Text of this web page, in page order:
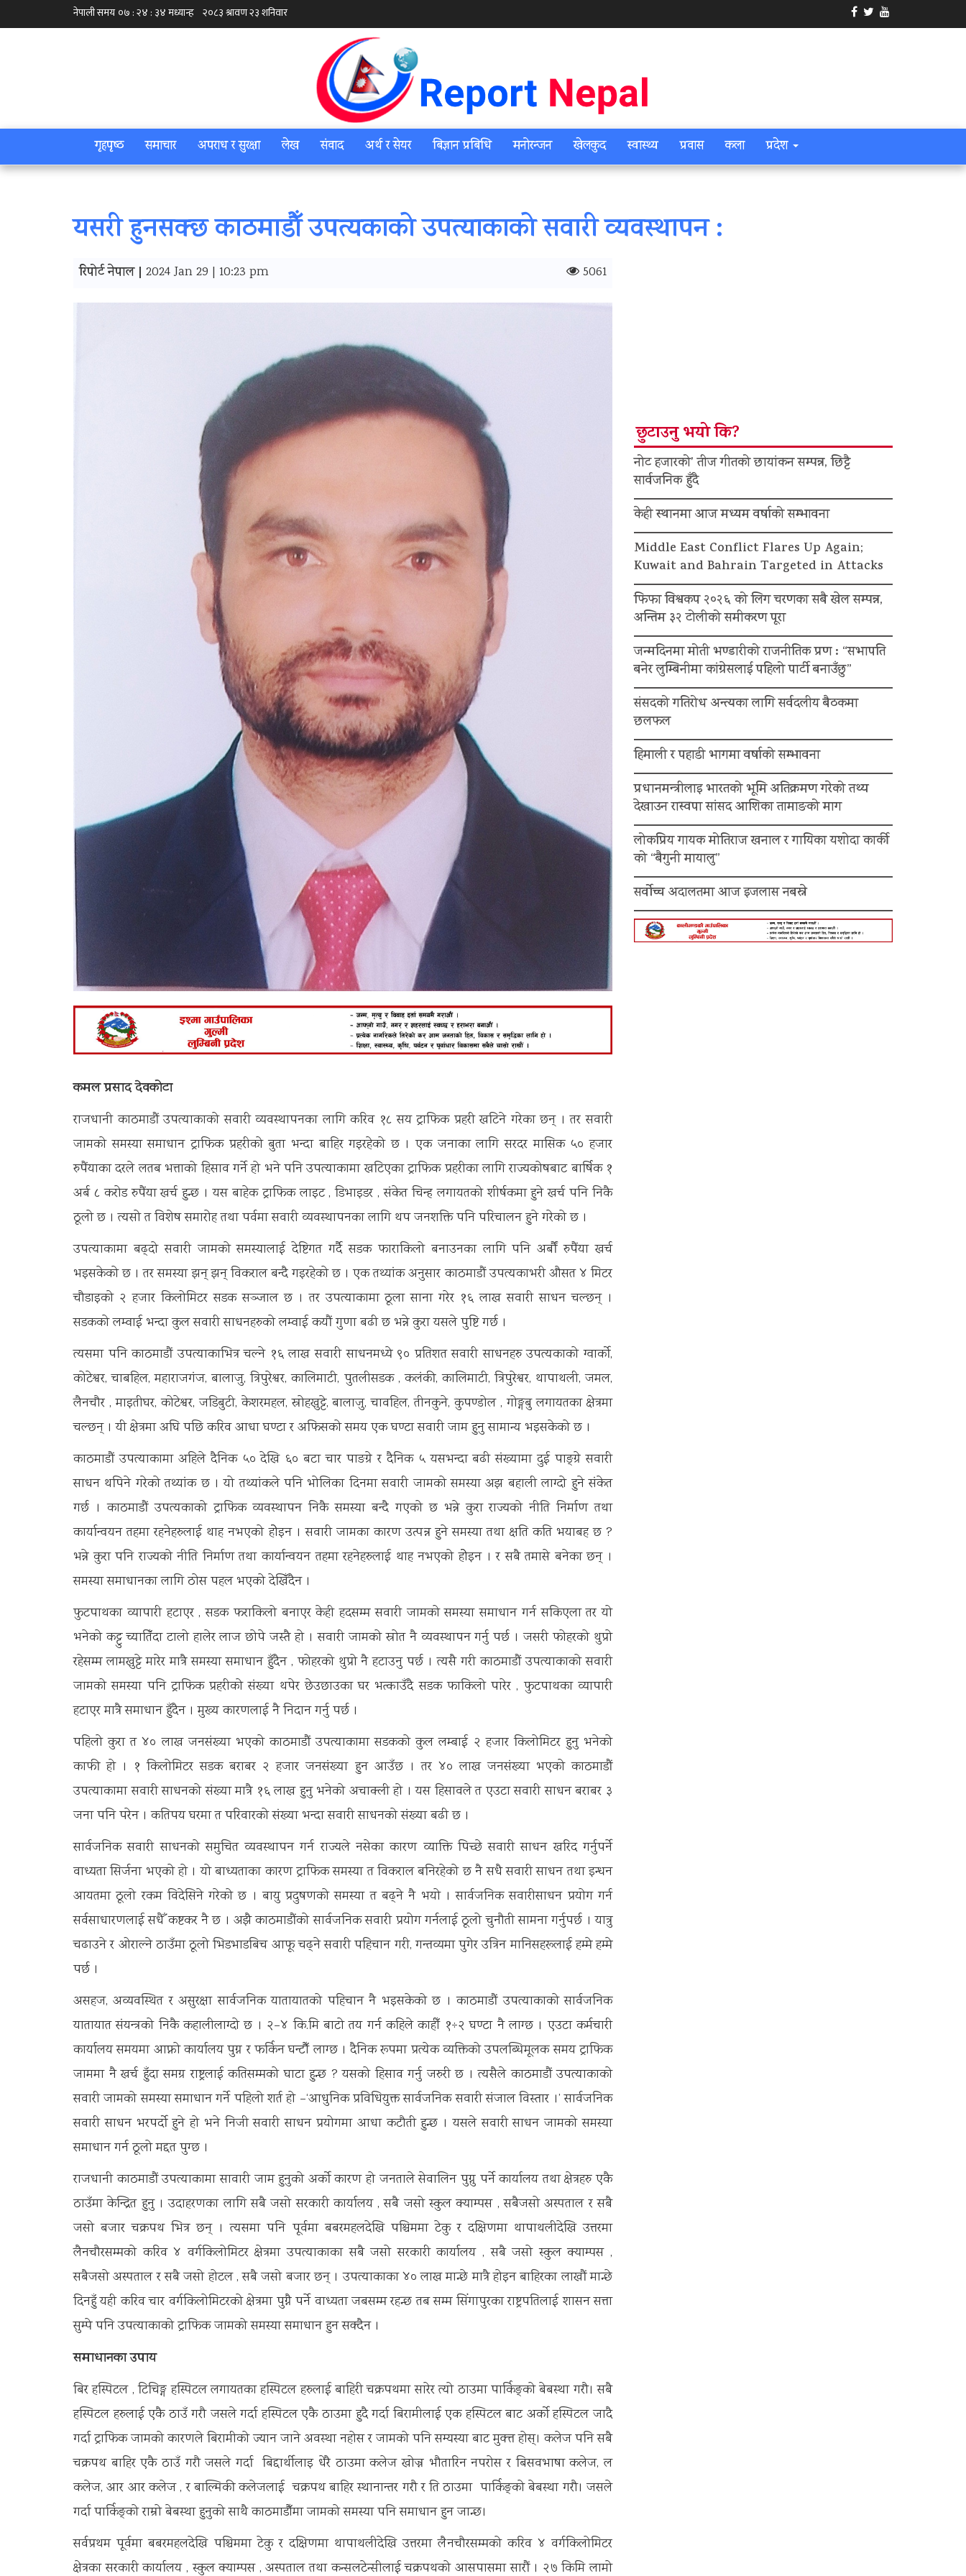
गृहपृष्‍ठ समाचार अपराध र सुरक्षा लेख संवाद अर्थ र सेयर बिज्ञान प्रबिधि मनोरन्जन खेलकुद स्वास्थ्य प्रवास कला प्रदेश
यसरी हुनसक्छ काठमाडौँ उपत्यकाको उपत्याकाको सवारी व्यवस्थापन :
रिपोर्ट नेपाल | 2024 Jan 29 | 10:23 pm 5061
कमल प्रसाद देवकोटा
राजधानी काठमाडौं उपत्याकाको सवारी व्यवस्थापनका लागि करिव १८ सय ट्राफिक प्रहरी खटिने गरेका छन् । तर सवारी
जामको समस्या समाधान ट्राफिक प्रहरीको बुता भन्दा बाहिर गइरहेको छ । एक जनाका लागि सरदर मासिक ५० हजार
रुपैंयाका दरले लतब भत्ताको हिसाव गर्ने हो भने पनि उपत्याकामा खटिएका ट्राफिक प्रहरीका लागि राज्यकोषबाट बार्षिक १
अर्ब ८ करोड रुपैंया खर्च हुन्छ । यस बाहेक ट्राफिक लाइट , डिभाइडर , संकेत चिन्ह लगायतको शीर्षकमा हुने खर्च पनि निकै
ठूलो छ । त्यसो त विशेष समारोह तथा पर्वमा सवारी व्यवस्थापनका लागि थप जनशक्ति पनि परिचालन हुने गरेको छ ।
उपत्याकामा बढ्दो सवारी जामको समस्यालाई देष्टिगत गर्दै सडक फाराकिलो बनाउनका लागि पनि अर्बौं रुपैंया खर्च
भइसकेको छ । तर समस्या झन् झन् विकराल बन्दै गइरहेको छ । एक तथ्यांक अनुसार काठमाडौं उपत्यकाभरी औसत ४ मिटर
चौडाइको २ हजार किलोमिटर सडक सञ्जाल छ । तर उपत्याकामा ठूला साना गरेर १६ लाख सवारी साधन चल्छन् ।
सडकको लम्वाई भन्दा कुल सवारी साधनहरुको लम्वाई कयौं गुणा बढी छ भन्ने कुरा यसले पुष्टि गर्छ ।
त्यसमा पनि काठमाडौं उपत्याकाभित्र चल्ने १६ लाख सवारी साधनमध्ये ९० प्रतिशत सवारी साधनहरु उपत्यकाको ग्वार्को,
कोटेश्वर, चाबहिल, महाराजगंज, बालाजु, त्रिपुरेश्वर, कालिमाटी, पुतलीसडक , कलंकी, कालिमाटी, त्रिपुरेश्वर, थापाथली, जमल,
लैनचौर , माइतीघर, कोटेश्वर, जडिबुटी, केशरमहल, स्रोहखुट्टे, बालाजु, चावहिल, तीनकुने, कुपण्डोल , गोङ्गबु लगायतका क्षेत्रमा
चल्छन् । यी क्षेत्रमा अघि पछि करिव आधा घण्टा र अफिसको समय एक घण्टा सवारी जाम हुनु सामान्य भइसकेको छ ।
काठमाडौं उपत्याकामा अहिले दैनिक ५० देखि ६० बटा चार पाङग्रे र दैनिक ५ यसभन्दा बढी संख्यामा दुई पाङ्ग्रे सवारी
साधन थपिने गरेको तथ्यांक छ । यो तथ्यांकले पनि भोलिका दिनमा सवारी जामको समस्या अझ बहाली लाग्दो हुने संकेत
गर्छ । काठमाडौं उपत्यकाको ट्राफिक व्यवस्थापन निकै समस्या बन्दै गएको छ भन्ने कुरा राज्यको नीति निर्माण तथा
कार्यान्वयन तहमा रहनेहरुलाई थाह नभएको होेइन । सवारी जामका कारण उत्पन्न हुने समस्या तथा क्षति कति भयाबह छ ?
भन्ने कुरा पनि राज्यको नीति निर्माण तथा कार्यान्वयन तहमा रहनेहरुलाई थाह नभएको होेइन । र सबै तमासे बनेका छन् ।
समस्या समाधानका लागि ठोस पहल भएको देखिँदैन ।
फुटपाथका व्यापारी हटाएर , सडक फराकिलो बनाएर केही हदसम्म सवारी जामको समस्या समाधान गर्न सकिएला तर यो
भनेको कट्टु च्यातिँदा टालो हालेर लाज छोपे जस्तै हो । सवारी जामको स्रोत नै व्यवस्थापन गर्नु पर्छ । जसरी फोहरको थुप्रो
रहेसम्म लामखुट्टे मारेर मात्रै समस्या समाधान हुँदैन , फोहरको थुप्रो नै हटाउनु पर्छ । त्यसै गरी काठमाडौं उपत्याकाको सवारी
जामको समस्या पनि ट्राफिक प्रहरीको संख्या थपेर छेउछाउका घर भत्काउँदै सडक फाकिलो पारेर , फुटपाथका व्यापारी
हटाएर मात्रै समाधान हुँदैन । मुख्य कारणलाई नै निदान गर्नु पर्छ ।
पहिलो कुरा त ४० लाख जनसंख्या भएको काठमाडौं उपत्याकामा सडकको कुल लम्बाई २ हजार किलोमिटर हुनु भनेको
काफी हो । १ किलोमिटर सडक बराबर २ हजार जनसंख्या हुन आउँछ । तर ४० लाख जनसंख्या भएको काठमाडौं
उपत्याकामा सवारी साधनको संख्या मात्रै १६ लाख हुनु भनेको अचाक्ली हो । यस हिसावले त एउटा सवारी साधन बराबर ३
जना पनि परेन । कतिपय घरमा त परिवारको संख्या भन्दा सवारी साधनको संख्या बढी छ ।
सार्वजनिक सवारी साधनको समुचित व्यवस्थापन गर्न राज्यले नसेका कारण व्याक्ति पिच्छे सवारी साधन खरिद गर्नुपर्ने
वाध्यता सिर्जना भएको हो । यो बाध्यताका कारण ट्राफिक समस्या त विकराल बनिरहेको छ नै सधै सवारी साधन तथा इन्धन
आयतमा ठूलो रकम विदेसिने गरेको छ । बायु प्रदुषणको समस्या त बढ्ने नै भयो । सार्वजनिक सवारीसाधन प्रयोग गर्न
सर्वसाधारणलाई सधैँ कष्टकर नै छ । अझै काठमाडौंको सार्वजनिक सवारी प्रयोग गर्नलाई ठूलो चुनौती सामना गर्नुपर्छ । यात्रु
चढाउने र ओराल्ने ठाउँमा ठूलो भिडभाडबिच आफू चढ्ने सवारी पहिचान गरी, गन्तव्यमा पुगेर उत्रिन मानिसहरूलाई हम्मे हम्मे
पर्छ ।
असहज, अव्यवस्थित र असुरक्षा सार्वजनिक यातायातको पहिचान नै भइसकेको छ । काठमाडौं उपत्याकाको सार्वजनिक
यातायात संयन्त्रको निकै कहालीलाग्दो छ । २–४ कि.मि बाटो तय गर्न कहिले काहीँ १÷२ घण्टा नै लाग्छ । एउटा कर्मचारी
कार्यालय समयमा आफ्नो कार्यालय पुग्न र फर्किन घन्टौँ लाग्छ । दैनिक रूपमा प्रत्येक व्यक्तिको उपलब्धिमूलक समय ट्राफिक
जाममा नै खर्च हुँदा समग्र राष्ट्रलाई कतिसम्मको घाटा हुन्छ ? यसको हिसाव गर्नु जरुरी छ । त्यसैले काठमाडौं उपत्याकाको
सवारी जामको समस्या समाधान गर्ने पहिलो शर्त हो –‘आधुनिक प्रविधियुक्त सार्वजनिक सवारी संजाल विस्तार ।’ सार्वजनिक
सवारी साधन भरपर्दो हुने हो भने निजी सवारी साधन प्रयोगमा आधा कटौती हुन्छ । यसले सवारी साधन जामको समस्या
समाधान गर्न ठूलो मद्दत पुग्छ ।
राजधानी काठमाडौं उपत्याकामा सावारी जाम हुनुको अर्को कारण हो जनताले सेवालिन पुग्नु पर्ने कार्यालय तथा क्षेत्रहरु एकै
ठाउँमा केन्द्रित हुनु । उदाहरणका लागि सबै जसो सरकारी कार्यालय , सबै जसो स्कुल क्याम्पस , सबैजसो अस्पताल र सबै
जसो बजार चक्रपथ भित्र छन् । त्यसमा पनि पूर्वमा बबरमहलदेखि पश्चिममा टेकु र दक्षिणमा थापाथलीदेखि उत्तरमा
लैनचौरसम्मको करिव ४ वर्गकिलोमिटर क्षेत्रमा उपत्याकाका सबै जसो सरकारी कार्यालय , सबै जसो स्कुल क्याम्पस ,
सबैजसो अस्पताल र सबै जसो होटल , सबै जसो बजार छन् । उपत्याकाका ४० लाख मान्छे मात्रै होइन बाहिरका लाखौं मान्छे
दिनहुँ यही करिव चार वर्गकिलोमिटरको क्षेत्रमा पुग्नै पर्ने वाध्यता जबसम्म रहन्छ तब सम्म सिंगापुरका राष्ट्रपतिलाई शासन सत्ता
सुम्पे पनि उपत्याकाको ट्राफिक जामको समस्या समाधान हुन सक्दैन ।
समाधानका उपाय
बिर हस्पिटल , टिचिङ्ग हस्पिटल लगायतका हस्पिटल हरुलाई बाहिरी चक्रपथमा सारेर त्यो ठाउमा पार्किङ्को बेबस्था गरौ। सबै
हस्पिटल हरुलाई एकै ठाउँ गरौ जसले गर्दा हस्पिटल एकै ठाउमा हुदै गर्दा बिरामीलाई एक हस्पिटल बाट अर्को हस्पिटल जादै
गर्दा ट्राफिक जामको कारणले बिरामीको ज्यान जाने अवस्था नहोस र जामको पनि सम्यस्या बाट मुक्त्त होस्। कलेज पनि सबै
चक्रपथ बाहिर एकै ठाउँ गरौ जसले गर्दा बिद्दार्थीलाइ धेरै ठाउमा कलेज खोज्न भौतारिन नपरोस र बिसवभाषा कलेज, ल
कलेज, आर आर कलेज , र बाल्मिकी कलेजलाई चक्रपथ बाहिर स्थानान्तर गरौ र ति ठाउमा पार्किङ्को बेबस्था गरौ। जसले
गर्दा पार्किङ्को राम्रो बेबस्था हुनुको साथै काठमाडौँमा जामको समस्या पनि समाधान हुन जान्छ।
सर्वप्रथम पूर्वमा बबरमहलदेखि पश्चिममा टेकु र दक्षिणमा थापाथलीदेखि उत्तरमा लैनचौरसम्मको करिव ४ वर्गकिलोमिटर
क्षेत्रका सरकारी कार्यालय , स्कुल क्याम्पस , अस्पताल तथा कन्सलटेन्सीलाई चक्रपथको आसपासमा सारौं । २७ किमि लामो
छुटाउनु भयो कि?
नोट हजारको’ तीज गीतको छायांकन सम्पन्न, छिट्टै
सार्वजनिक हुँदै
केही स्थानमा आज मध्यम वर्षाको सम्भावना
Middle East Conflict Flares Up Again;
Kuwait and Bahrain Targeted in Attacks
फिफा विश्वकप २०२६ को लिग चरणका सबै खेल सम्पन्न,
अन्तिम ३२ टोलीको समीकरण पूरा
जन्मदिनमा मोती भण्डारीको राजनीतिक प्रण : “सभापति
बनेर लुम्बिनीमा कांग्रेसलाई पहिलो पार्टी बनाउँछु”
संसदको गतिरोध अन्त्यका लागि सर्वदलीय बैठकमा
छलफल
हिमाली र पहाडी भागमा वर्षाको सम्भावना
प्रधानमन्त्रीलाइ भारतको भूमि अतिक्रमण गरेको तथ्य
देखाउन रास्वपा सांसद आशिका तामाङको माग
लोकप्रिय गायक मोतिराज खनाल र गायिका यशोदा कार्की
को “बैगुनी मायालु”
सर्वोच्च अदालतमा आज इजलास नबस्ने